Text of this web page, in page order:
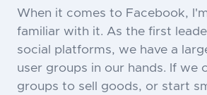
When it comes to Facebook,
familiar with it. As the first
social platforms, we have a
user groups in our hands. If we
groups to sell goods, or start